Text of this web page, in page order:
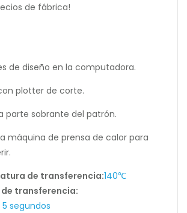
de fábrica!
de diseño en la computadora.
plotter de corte.
parte sobrante del patrón.
máquina de prensa de calor para
de transferencia:140℃
transferencia: